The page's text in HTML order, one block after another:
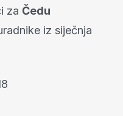
za Čedu
iz siječnja